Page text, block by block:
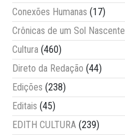
Conexões Humanas (17)
Crônicas de um Sol Nascente
Cultura (460)
Direto da Redação (44)
Edições (238)
Editais (45)
EDITH CULTURA (239)